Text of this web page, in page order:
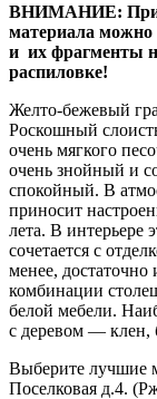
ВНИМАНИЕ: При
материала можно
и их фрагменты
распиловке!
Желто-бежевый
Роскошный
очень мягкого
очень знойный и
спокойный. В
приносит
лета. В интерьере
сочетается с
менее, достаточно
комбинации
белой мебели.
с деревом — клен,
Выберите лучшие
Поселковая д.4.